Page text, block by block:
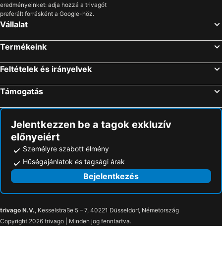
eredményeinket: adja hozzá a trivagót
preferált forrásként a Google-höz.
Vállalat
Termékeink
Feltételek és irányelvek
Támogatás
Jelentkezzen be a tagok exkluzív
előnyeiért
Személyre szabott élmény
Hűségajánlatok és tagsági árak
Bejelentkezés
trivago N.V., Kesselstraße 5 – 7, 40221 Düsseldorf, Németország
Copyright 2026 trivago | Minden jog fenntartva.